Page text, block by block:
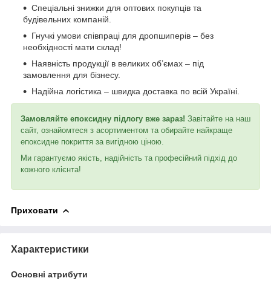
Спеціальні знижки для оптових покупців та
будівельних компаній.
Гнучкі умови співпраці для дропшиперів – без
необхідності мати склад!
Наявність продукції в великих об’ємах – під
замовлення для бізнесу.
Надійна логістика – швидка доставка по всій Україні.
Замовляйте епоксидну підлогу вже зараз! Завітайте на наш
сайт, ознайомтеся з асортиментом та обирайте найкраще
епоксидне покриття за вигідною ціною.
Ми гарантуємо якість, надійність та професійний підхід до
кожного клієнта!
Приховати
Характеристики
Основні атрибути